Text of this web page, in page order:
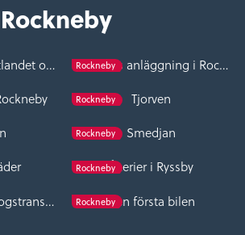
Posten mellan fastlandet och Öland Rockneby Skanskas anläggning i Rockneby
Rockneby Tjorven
Rockneby Smedjan
RocknebyÅkerier i Ryssby
Lantbruks- och skogstransporter under 1900-talet i Ryssby socken RocknebyDen första bilen